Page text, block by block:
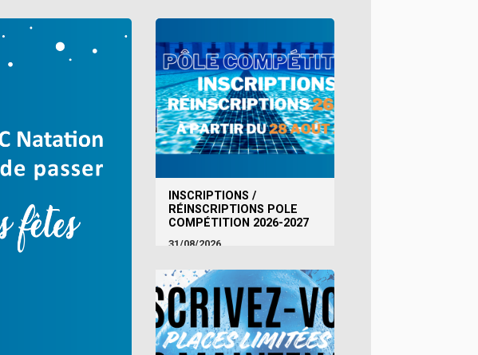
INSCRIPTIONS /
RÉINSCRIPTIONS POLE
COMPÉTITION 2026-2027
31/08/2026